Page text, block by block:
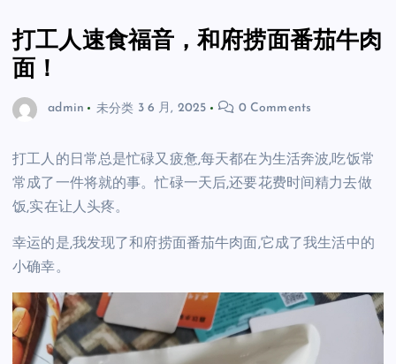
打工人速食福音，和府捞面番茄牛肉
面！
admin 未分类 3 6 月, 2025 0 Comments
打工人的日常总是忙碌又疲惫,每天都在为生活奔波,吃饭常
常成了一件将就的事。忙碌一天后,还要花费时间精力去做
饭,实在让人头疼。
幸运的是,我发现了和府捞面番茄牛肉面,它成了我生活中的
小确幸。